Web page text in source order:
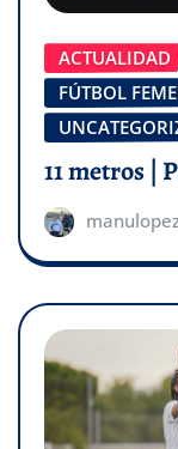
ACTUALIDAD
FÚTBOL
11 metros |